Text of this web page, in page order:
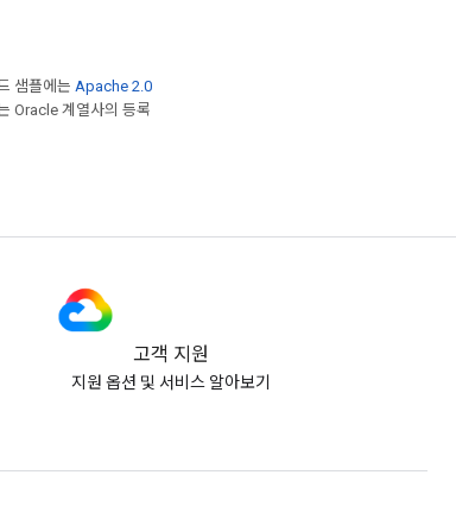
샘플에는 Apache 2.0
Oracle 계열사의 등록
고객 지원
지원 옵션 및 서비스 알아보기